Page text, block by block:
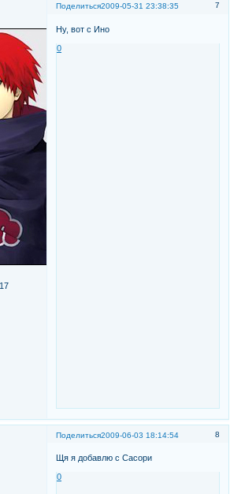
Поделиться 7
2009-05-31 23:38:35
Ну, вот с Ино
0
Поделиться 8
2009-06-03 18:14:54
Щя я добавлю с Сасори
0